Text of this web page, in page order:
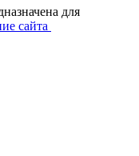
для
сайта